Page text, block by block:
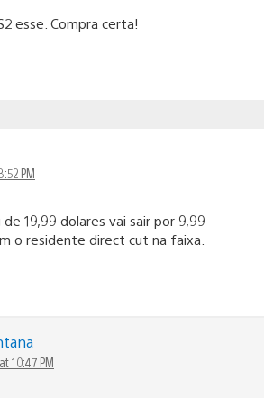
esse. Compra certa!
PM
de 19,99 dolares vai sair por 9,99
o residente direct cut na faixa.
10:47 PM